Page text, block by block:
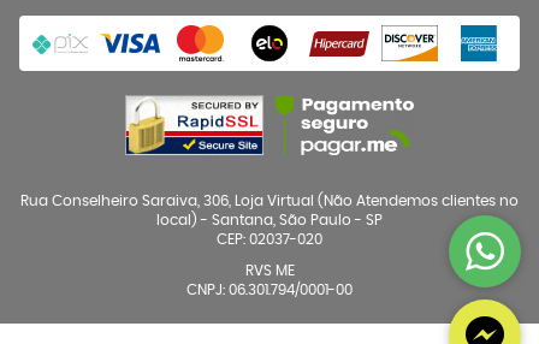
Rua Conselheiro Saraiva, 306, Loja Virtual (Não Atendemos clientes no
local) - Santana, São Paulo - SP
CEP: 02037-020
RVS ME
CNPJ: 06.301.794/0001-00